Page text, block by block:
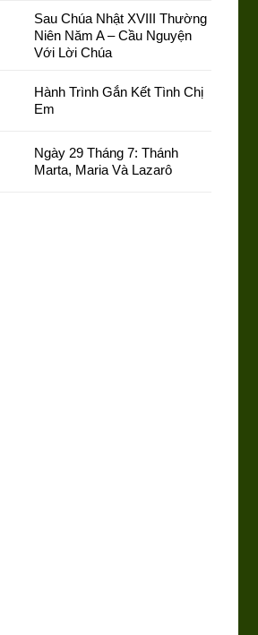
Sau Chúa Nhật XVIII Thường
Niên Năm A – Cầu Nguyện
Với Lời Chúa
Hành Trình Gắn Kết Tình Chị
Em
Ngày 29 Tháng 7: Thánh
Marta, Maria Và Lazarô